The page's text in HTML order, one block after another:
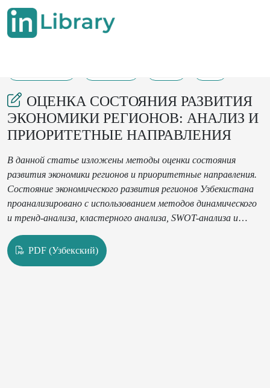
ОЦЕНКА СОСТОЯНИЯ РАЗВИТИЯ
ЭКОНОМИКИ РЕГИОНОВ: АНАЛИЗ И
ПРИОРИТЕТНЫЕ НАПРАВЛЕНИЯ
В данной статье изложены методы оценки состояния
развития экономики регионов и приоритетные направления.
Состояние экономического развития регионов Узбекистана
проанализировано с использованием методов динамического
и тренд-анализа, кластерного анализа, SWOT-анализа и
сравнительного сопоставления и группировки. Кроме того,
предложены перспективные стратегии дальнейшего
PDF (Узбекский)